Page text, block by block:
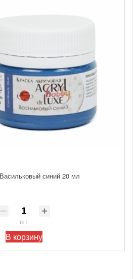
синий 20 мл
шт
В корзину